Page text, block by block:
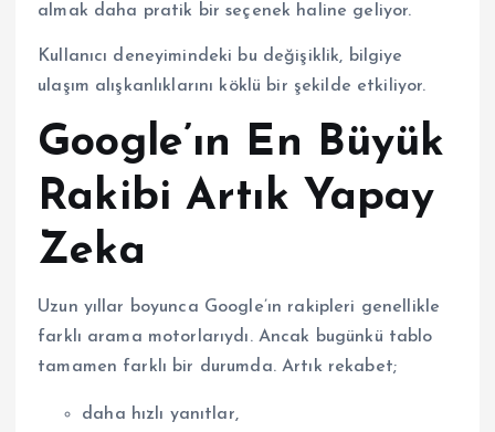
almak daha pratik bir seçenek haline geliyor.
Kullanıcı deneyimindeki bu değişiklik, bilgiye
ulaşım alışkanlıklarını köklü bir şekilde etkiliyor.
Google’ın En Büyük
Rakibi Artık Yapay
Zeka
Uzun yıllar boyunca Google’ın rakipleri genellikle
farklı arama motorlarıydı. Ancak bugünkü tablo
tamamen farklı bir durumda. Artık rekabet;
daha hızlı yanıtlar,